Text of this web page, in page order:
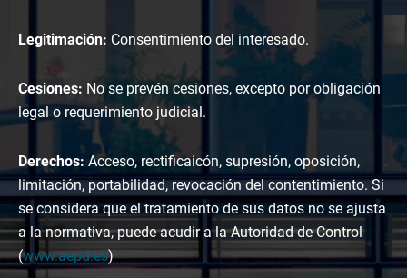
Legitimación: Consentimiento del interesado.
Cesiones: No se prevén cesiones, excepto por obligación
legal o requerimiento judicial.
Derechos: Acceso, rectificaicón, supresión, oposición,
limitación, portabilidad, revocación del contentimiento. Si
se considera que el tratamiento de sus datos no se ajusta
a la normativa, puede acudir a la Autoridad de Control
(www.aepd.es)